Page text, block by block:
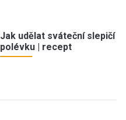
Jak udělat sváteční slepičí
polévku | recept